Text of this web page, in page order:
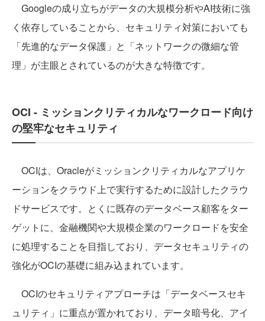
Googleの成り立ちがデータの大規模分析やAI技術に強
く依存していることから、セキュリティ対策においても
「先進的なデータ保護」と「ネットワークの微細な管
理」が主眼とされているのが大きな特徴です。
OCI - ミッションクリティカルなワークロード向け
の堅牢なセキュリティ
OCIは、Oracleがミッションクリティカルなアプリケ
ーションをクラウド上で実行するために設計したクラウ
ドサービスです。とくに既存のデータベース顧客をター
ゲットに、金融機関や大規模企業のワークロードを安全
に処理することを目指しており、データセキュリティの
強化がOCIの基礎に組み込まれています。
OCIのセキュリティアプローチは「データベースセキ
ュリティ」に重点が置かれており、データ暗号化、アイ